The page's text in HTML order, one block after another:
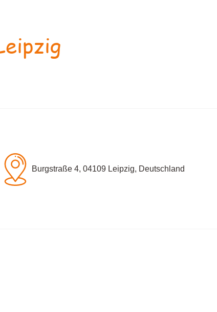
Burgstraße 4, 04109 Leipzig, Deutschland